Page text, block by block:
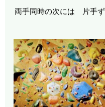
両手同時の次には 片手ず